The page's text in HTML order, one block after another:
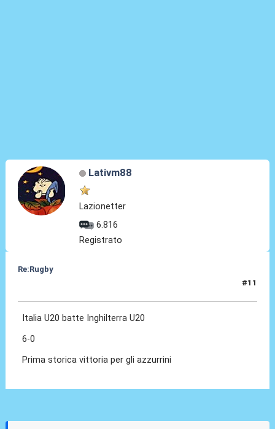
Lativm88
Lazionetter
6.816
Registrato
Re:Rugby
#11
Italia U20 batte Inghilterra U20
6-0
Prima storica vittoria per gli azzurrini